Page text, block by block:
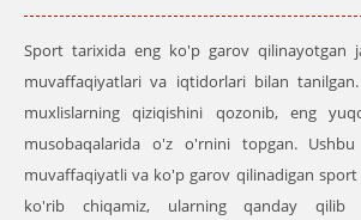
Sport tarixida eng ko'p garov qilinayotgan
muvaffaqiyatlari va iqtidorlari bilan
muxlislarning qiziqishini qozonib, eng
musobaqalarida o'z o'rnini topgan.
muvaffaqiyatli va ko'p garov qilinadigan
ko'rib chiqamiz, ularning qanday qilib